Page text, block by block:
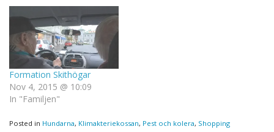
Formation Skithögar
Nov 4, 2015 @ 10:09
In "Familjen"
Posted in Hundarna, Klimakteriekossan, Pest och kolera, Shopping